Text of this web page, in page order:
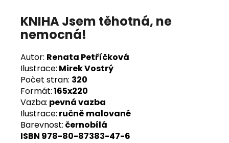
KNIHA Jsem těhotná, ne
nemocná!
Autor: Renata Petříčková
Ilustrace: Mirek Vostrý
Počet stran: 320
Formát:165x220
Vazba: pevná vazba
Ilustrace: ručně malované
Barevnost: černobílá
ISBN 978-80-87383-47-6